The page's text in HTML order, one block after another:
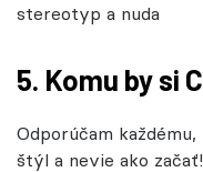
stereotyp a nuda
5. Komu by si
Odporúčam
štýl a nevie ako